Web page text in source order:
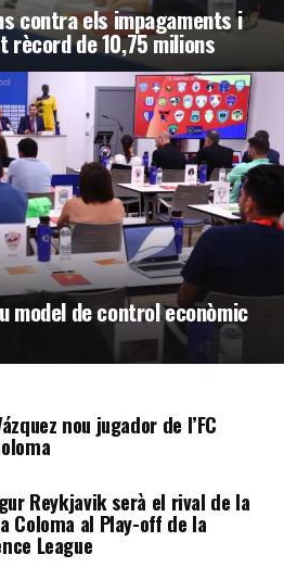
contra els impagaments i
rècord de 10,75 milions
model de control econòmic
nou jugador de l’FC
Reykjavik serà el rival de la
Coloma al Play-off de la
League